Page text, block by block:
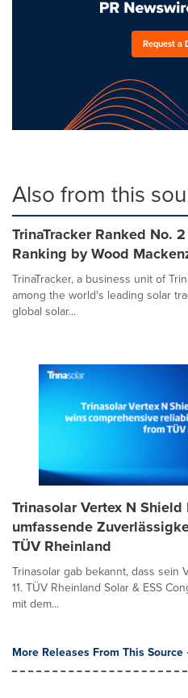
Request a
Also from this
TrinaTracker Ranked No.
Ranking by Wood
TrinaTracker, a business unit of
among the world's leading solar
global solar...
Trinasolar Vertex N
umfassende
TÜV Rheinland
Trinasolar gab bekannt, dass sein
11. TÜV Rheinland Solar & ESS
mit dem...
More Releases From This Source